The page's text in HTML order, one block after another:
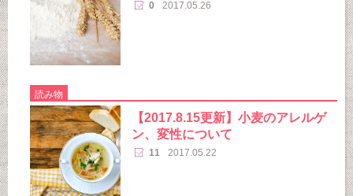
0 2017.05.26
読み物
【2017.8.15更新】小麦のアレルゲ
ン、変性について
11 2017.05.22